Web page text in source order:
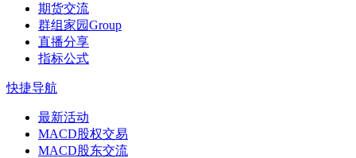
期货交流
群组家园Group
直播分享
指标公式
快捷导航
最新活动
MACD股权交易
MACD股东交流